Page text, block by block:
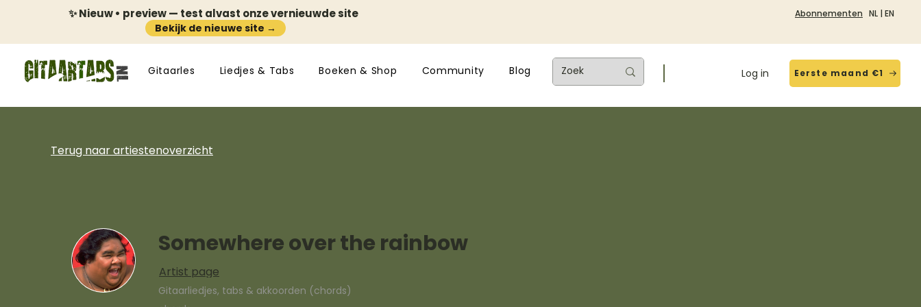
✨ Nieuw • preview — test alvast onze vernieuwde site
Bekijk de nieuwe site →
Abonnementen NL | EN
Gitaarles Liedjes & Tabs Boeken & Shop Community Blog Log in Eerste maand €1
Terug naar artiestenoverzicht
Somewhere over the rainbow
Artist page
Gitaarliedjes, tabs & akkoorden (chords)